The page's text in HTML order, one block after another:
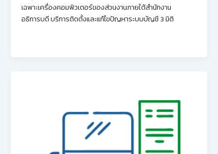
เฉพาะเครื่องคอมพิวเตอร์ของส่วนงานภายใต้สำนักงาน
อธิการบดี บริการติดตั้งและแก้ไขปัญหาระบบบัญชี 3 มิติ